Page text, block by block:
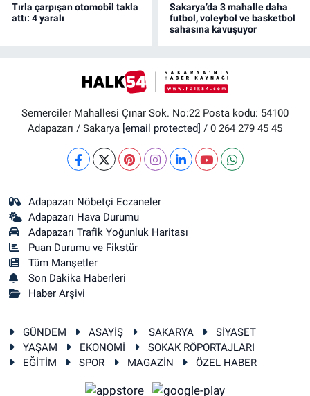
Tırla çarpışan otomobil takla
attı: 4 yaralı
Sakarya’da 3 mahalle daha
futbol, voleybol ve basketbol
sahasına kavuşuyor
Semerciler Mahallesi Çınar Sok. No:22 Posta kodu: 54100
Adapazarı / Sakarya [email protected] / 0 264 279 45 45
Adapazarı Nöbetçi Eczaneler
Adapazarı Hava Durumu
Adapazarı Trafik Yoğunluk Haritası
Puan Durumu ve Fikstür
Tüm Manşetler
Son Dakika Haberleri
Haber Arşivi
GÜNDEM ASAYİŞ SAKARYA
SİYASET
YAŞAM
EKONOMİ
SOKAK RÖPORTAJLARI
EĞİTİM
SPOR MAGAZİN ÖZEL HABER